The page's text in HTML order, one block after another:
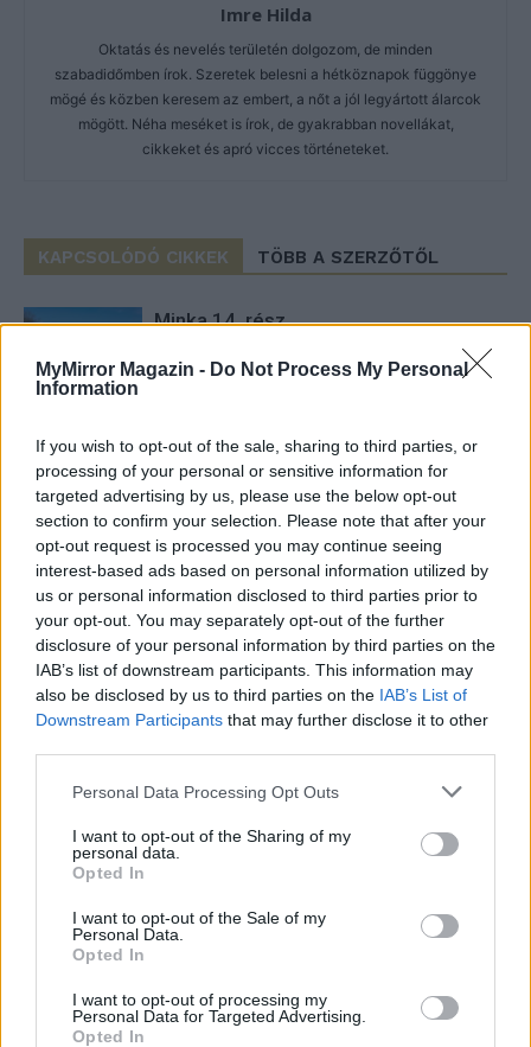
MyMirror Magazin - Do Not Process My Personal
Information
If you wish to opt-out of the sale, sharing to third parties, or
processing of your personal or sensitive information for
targeted advertising by us, please use the below opt-out
section to confirm your selection. Please note that after your
opt-out request is processed you may continue seeing
interest-based ads based on personal information utilized by
us or personal information disclosed to third parties prior to
your opt-out. You may separately opt-out of the further
disclosure of your personal information by third parties on the
IAB’s list of downstream participants. This information may
also be disclosed by us to third parties on the IAB’s List of
Downstream Participants that may further disclose it to other
Personal Data Processing Opt Outs
I want to opt-out of the Sharing of my
personal data.
Opted In
I want to opt-out of the Sale of my
Personal Data.
Opted In
I want to opt-out of processing my
Personal Data for Targeted Advertising.
Opted In
Imre Hilda
Oktatás és nevelés területén dolgozom, de minden
szabadidőmben írok. Szeretek belesni a hétköznapok függönye
mögé és közben keresem az embert, a nőt a jól legyártott álarcok
mögött. Néha meséket is írok, de gyakrabban novellákat,
cikkeket és apró vicces történeteket.
KAPCSOLÓDÓ CIKKEK TÖBB A SZERZŐTŐL
Minka 14. rész
Halál a Tresco-szigeten – A Josh
Clayton-ügy